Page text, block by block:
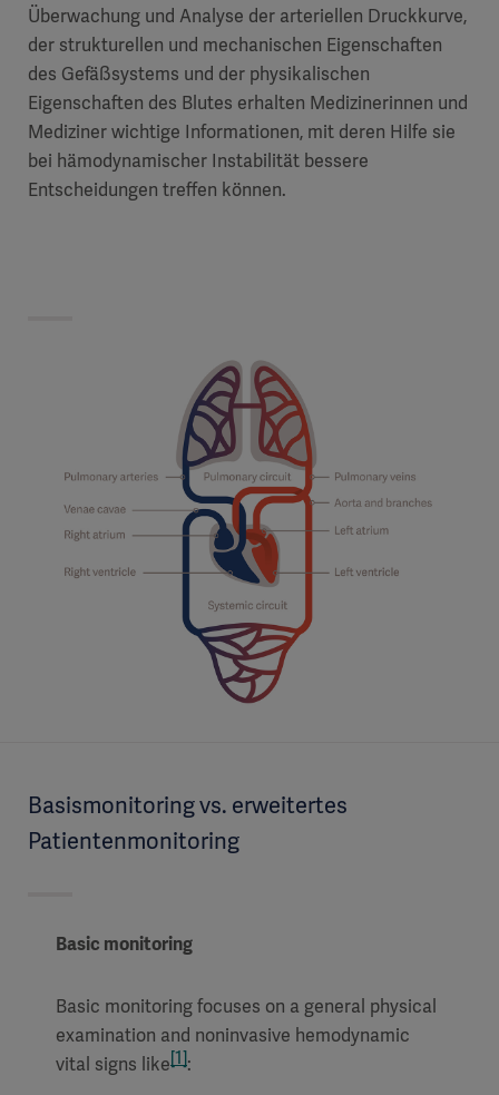
Überwachung und Analyse der arteriellen Druckkurve,
der strukturellen und mechanischen Eigenschaften
des Gefäßsystems und der physikalischen
Eigenschaften des Blutes erhalten Medizinerinnen und
Mediziner wichtige Informationen, mit deren Hilfe sie
bei hämodynamischer Instabilität bessere
Entscheidungen treffen können.
Basismonitoring vs. erweitertes
Patientenmonitoring
Basic monitoring
Basic monitoring focuses on a general physical
examination and noninvasive hemodynamic
vital signs like[1]: